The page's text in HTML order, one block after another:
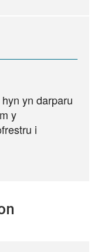
yn darparu
y
i